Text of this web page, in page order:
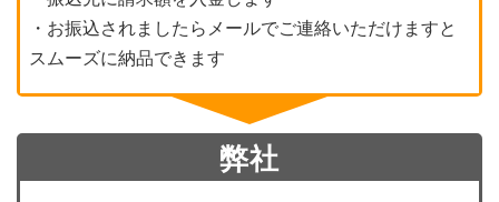
・お振込されましたらメールでご連絡いただけますと
スムーズに納品できます
弊社